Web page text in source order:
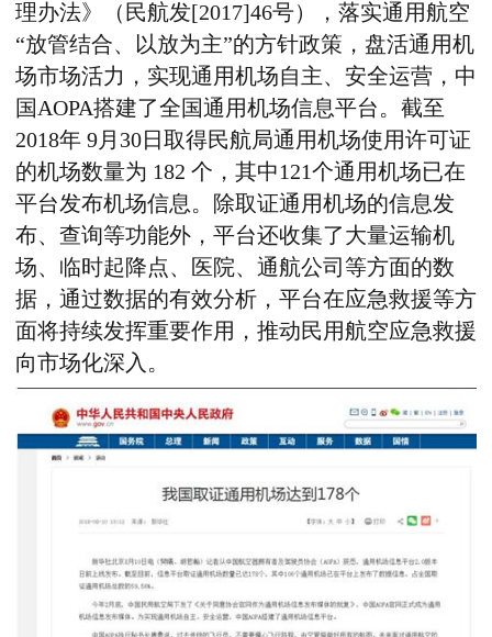
理办法》（民航发[2017]46号），落实通用航空
“放管结合、以放为主”的方针政策，盘活通用机
场市场活力，实现通用机场自主、安全运营，中
国AOPA搭建了全国通用机场信息平台。截至
2018年 9月30日取得民航局通用机场使用许可证
的机场数量为 182 个，其中121个通用机场已在
平台发布机场信息。除取证通用机场的信息发
布、查询等功能外，平台还收集了大量运输机
场、临时起降点、医院、通航公司等方面的数
据，通过数据的有效分析，平台在应急救援等方
面将持续发挥重要作用，推动民用航空应急救援
向市场化深入。